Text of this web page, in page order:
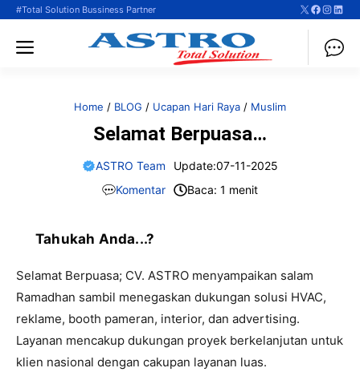
Langsung
#Total Solution Bussiness Partner X
Menu
Home / BLOG / Ucapan Hari Raya / Muslim
Selamat Berpuasa…
ASTRO Team Update:07-11-2025
Komentar
Baca: 1 menit
Tahukah Anda...?
Selamat Berpuasa; CV. ASTRO menyampaikan salam
Ramadhan sambil menegaskan dukungan solusi HVAC,
reklame, booth pameran, interior, dan advertising.
Layanan mencakup dukungan proyek berkelanjutan untuk
klien nasional dengan cakupan layanan luas.